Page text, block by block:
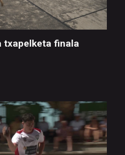
txapelketa finala